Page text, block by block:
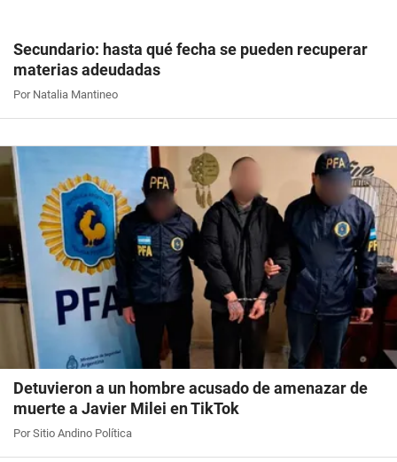
Secundario: hasta qué fecha se pueden recuperar
materias adeudadas
Por Natalia Mantineo
Detuvieron a un hombre acusado de amenazar de
muerte a Javier Milei en TikTok
Por Sitio Andino Política